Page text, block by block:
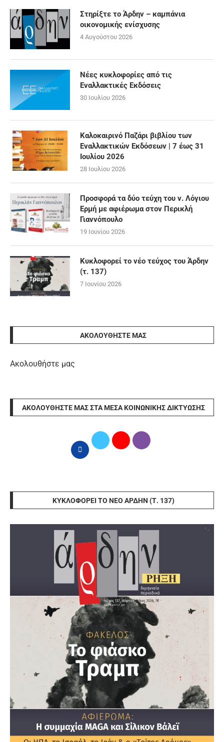
Στηρίξτε το Άρδην – καμπάνια
οικονομικής ενίσχυσης
4 Αυγούστου 2026
Νέες κυκλοφορίες από τις
Εναλλακτικές Εκδόσεις
30 Ιουλίου 2026
Καλοκαιρινό Παζάρι βιβλίου των
Εναλλακτικών Εκδόσεων | 7 έως 31
Ιουλίου 2026
28 Ιουλίου 2026
Προσφορά τα δύο τεύχη του ν. Λόγιου
Ερμή με αφιέρωμα στον Περικλή
Γιαννόπουλο
19 Ιουνίου 2026
Κυκλοφορεί το νέο τεύχος του Άρδην
(τ. 137)
7 Ιουνίου 2026
ΑΚΟΛΟΥΘΉΣΤΕ ΜΑΣ
Ακολουθήστε μας
ΑΚΟΛΟΥΘΉΣΤΕ ΜΑΣ ΣΤΑ ΜΈΣΑ ΚΟΙΝΩΝΙΚΉΣ ΔΙΚΤΎΩΣΗΣ
ΚΥΚΛΟΦΟΡΕΊ ΤΟ ΝΈΟ ΆΡΔΗΝ (Τ. 137)